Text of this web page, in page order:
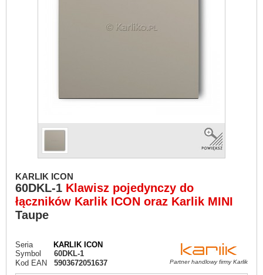
KARLIK ICON
60DKL-1 Klawisz pojedynczy do
łączników Karlik ICON oraz Karlik MINI
Taupe
Seria
KARLIK ICON
Symbol
60DKL-1
Kod EAN
5903672051637 Partner handlowy firmy Karlik